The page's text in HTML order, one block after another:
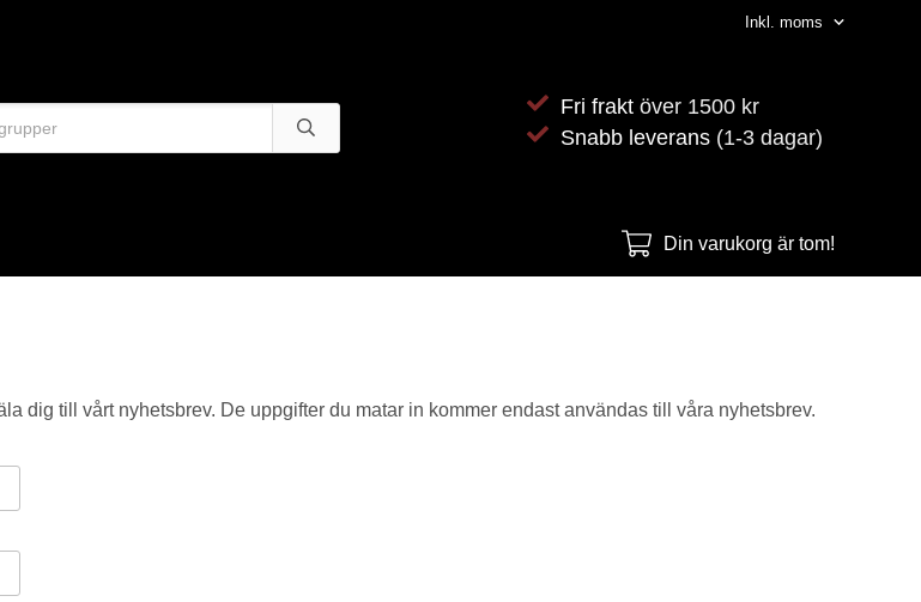
Fri frakt över 1500 kr
Snabb leverans (1-3 dagar)
Din varukorg är tom!
dig till vårt nyhetsbrev. De uppgifter du matar in kommer endast användas till våra nyhetsbrev.